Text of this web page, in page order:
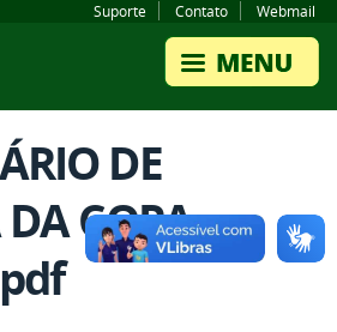
Suporte Contato Webmail
DE
DA COPA